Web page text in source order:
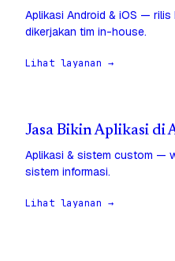
Aplikasi Android & iOS —
dikerjakan tim in-house.
Lihat layanan →
Jasa Bikin Aplikasi di
Aplikasi & sistem custom —
sistem informasi.
Lihat layanan →